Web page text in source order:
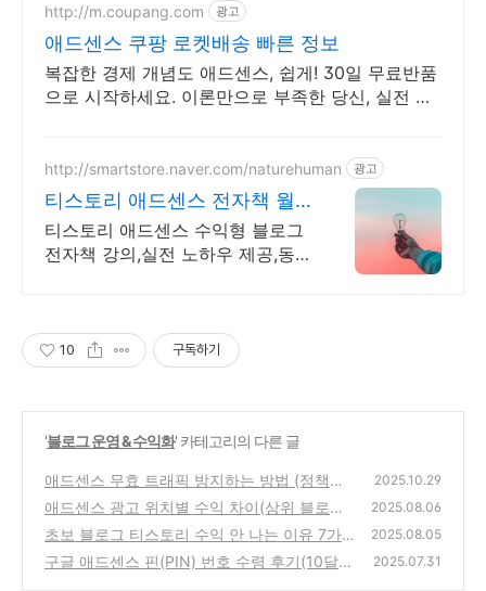
http://m.coupang.com 광고
애드센스 쿠팡 로켓배송 빠른 정보
복잡한 경제 개념도 애드센스, 쉽게! 30일 무료반품
으로 시작하세요. 이론만으로 부족한 당신, 실전 투
http://smartstore.naver.com/naturehuman 광고
티스토리 애드센스 전자책 월
100만원 고정 수익발생!
티스토리 애드센스 수익형 블로그
전자책 강의,실전 노하우 제공,동
10 구독하기
'블로그 운영 & 수익화' 카테고리의 다른 글
애드센스 무효 트래픽 방지하는 방법 (정책위
반 실사례 + 해결전략)애드센스 계정 안전하게
지키는 방법
(3)
2025.10.29
애드센스 광고 위치별 수익 차이(상위 블로거
들이 선택한 광고 배치 전략 예시)
(29)
2025.08.06
초보 블로그 티스토리 수익 안 나는 이유 7가
지 왜 나만 수익없이 제자리걸음 중일까?
(16)
2025.08.05
구글 애드센스 핀(PIN) 번호 수령 후기(10달러
2025.07.31